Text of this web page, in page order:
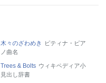
木々のざわめき
ピティナ・ピア
ノ曲名
Trees & Bolts ウィキペディア小
見出し辞書